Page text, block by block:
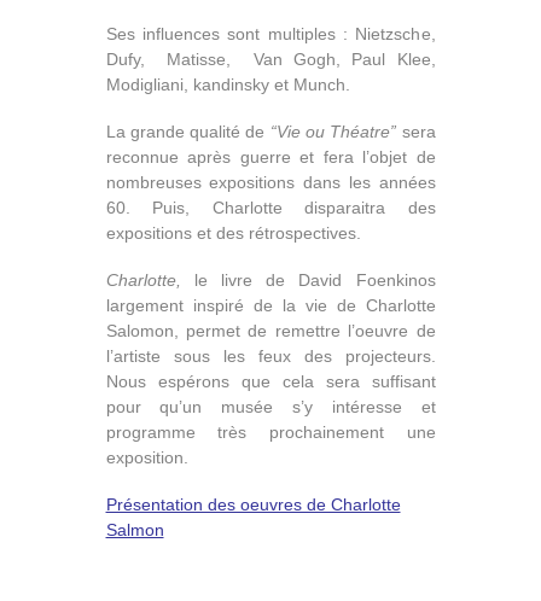
Ses influences sont multiples : Nietzsche,
Dufy, Matisse, Van Gogh, Paul Klee,
Modigliani, kandinsky et Munch.
La grande qualité de “Vie ou Théatre” sera
reconnue après guerre et fera l’objet de
nombreuses expositions dans les années
60. Puis, Charlotte disparaitra des
expositions et des rétrospectives.
Charlotte, le livre de David Foenkinos
largement inspiré de la vie de Charlotte
Salomon, permet de remettre l’oeuvre de
l’artiste sous les feux des projecteurs.
Nous espérons que cela sera suffisant
pour qu’un musée s’y intéresse et
programme très prochainement une
exposition.
Présentation des oeuvres de Charlotte
Salmon